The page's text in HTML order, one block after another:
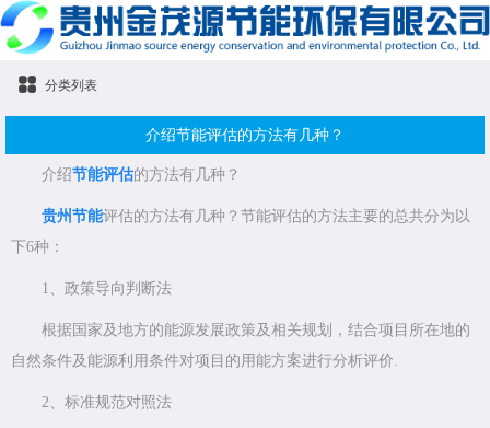
分类列表
​介绍节能评估的方法有几种？
介绍节能评估的方法有几种？
贵州节能评估的方法有几种？节能评估的方法主要的总共分为以
下6种：
1、政策导向判断法
根据国家及地方的能源发展政策及相关规划，结合项目所在地的
自然条件及能源利用条件对项目的用能方案进行分析评价.
2、标准规范对照法